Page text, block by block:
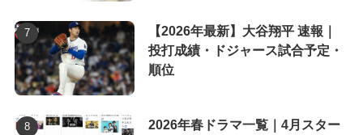
【2026年最新】大谷翔平 速報｜
投打成績・ドジャース試合予定・
順位
2026年春ドラマ一覧｜4月スター